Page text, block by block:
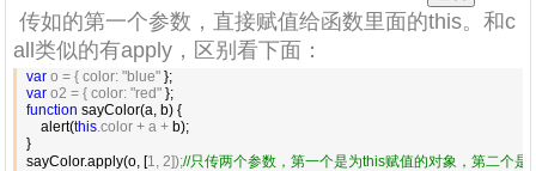
传如的第一个参数，直接赋值给函数里面的this。和c
all类似的有apply，区别看下面：
var o = { color: "blue" };
var o2 = { color: "red" };
function sayColor(a, b) {
     alert(
this.color + a + b);
}
sayColor.apply(o, [1, 2]);//只传两个参数，第一个是为this赋值的对象，第二个是